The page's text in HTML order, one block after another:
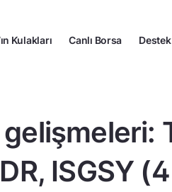
Kulakları Canlı Borsa Destek
ISGSY